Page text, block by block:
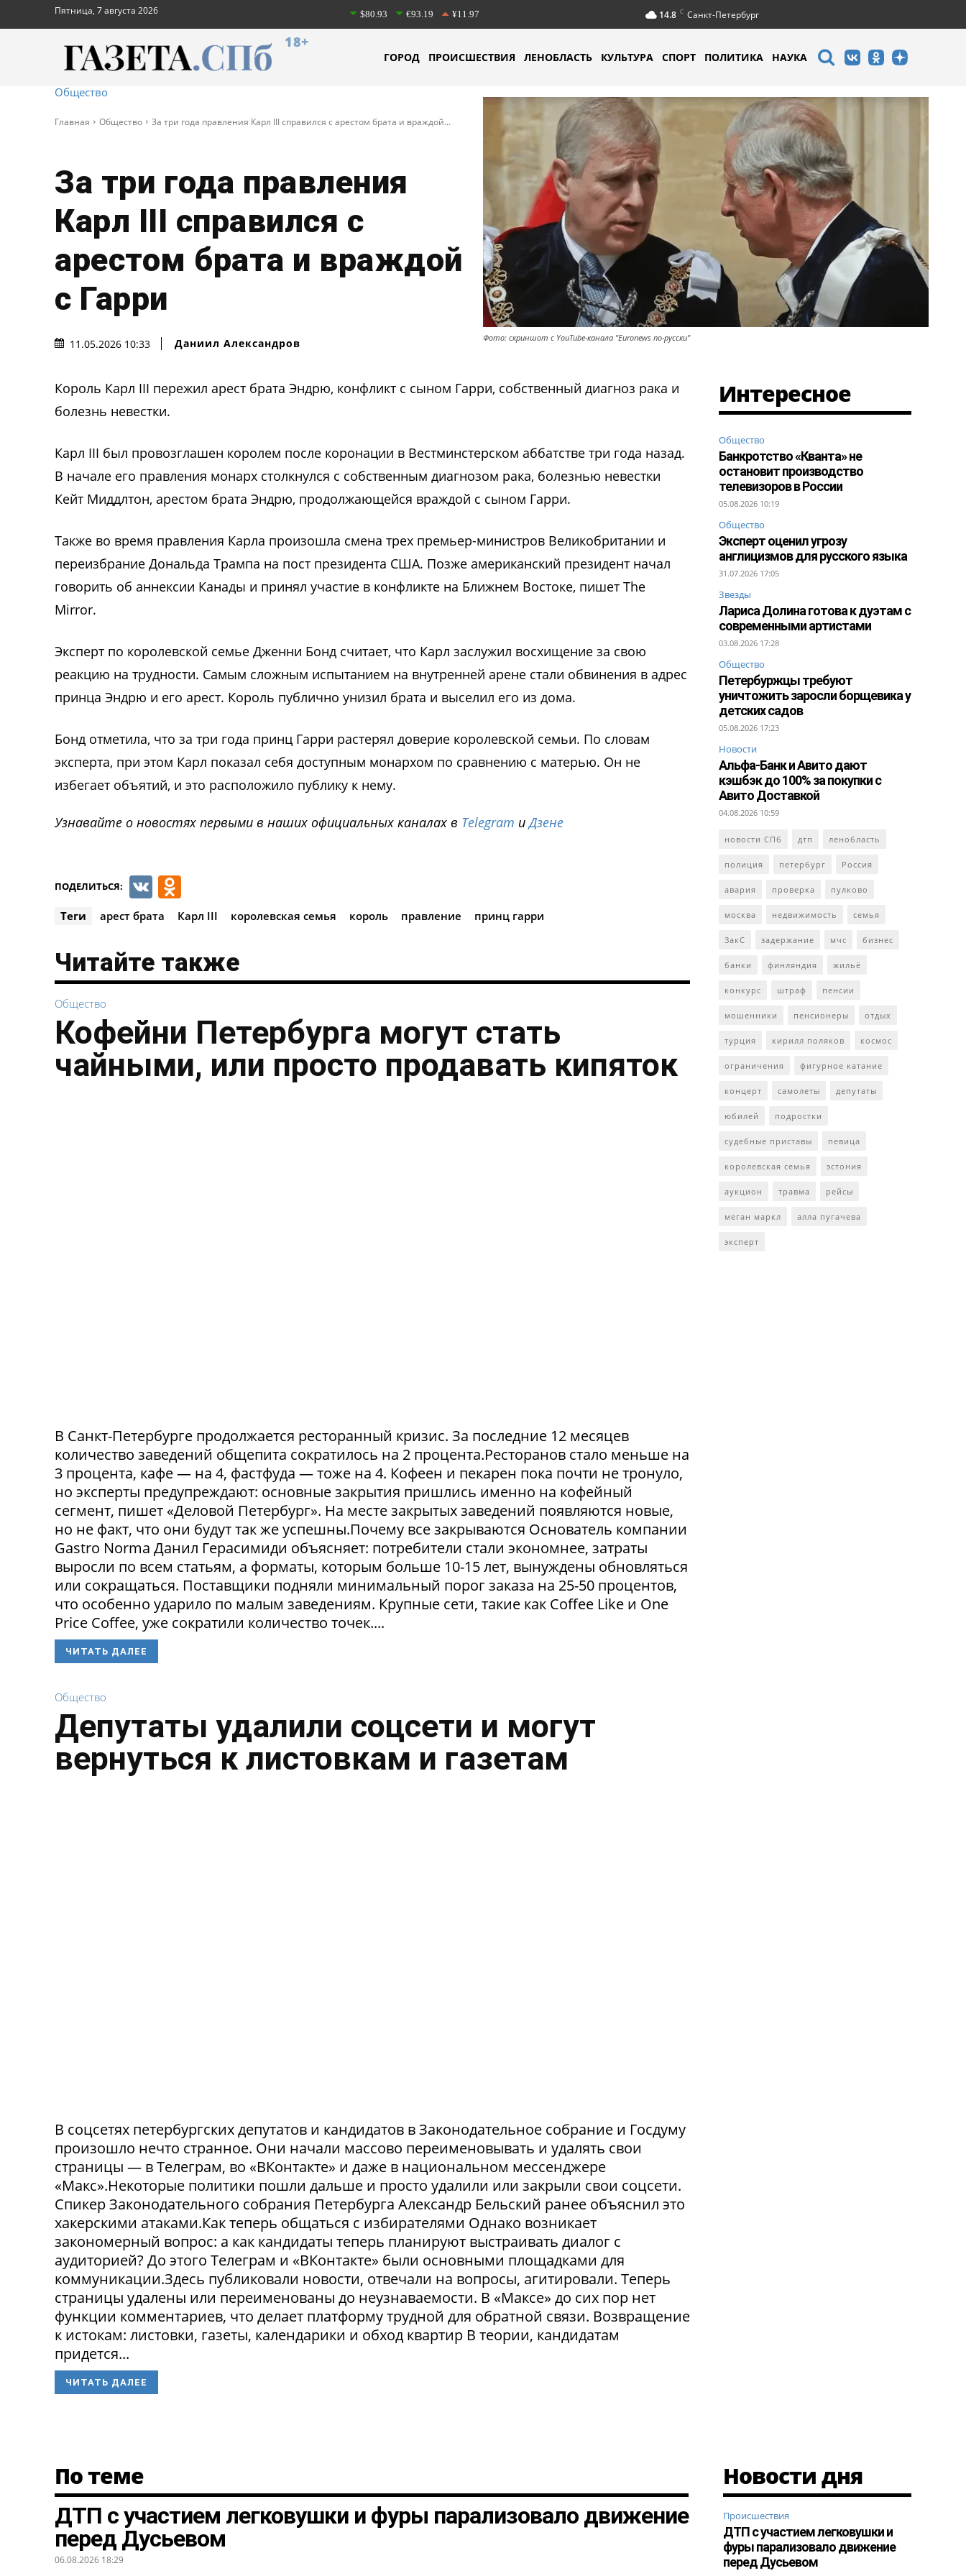
Пятница, 7 августа 2026 $80.93 €93.19 ¥11.97 14.8 C Санкт-Петербург
18+
ГОРОД ПРОИСШЕСТВИЯ ЛЕНОБЛАСТЬ КУЛЬТУРА СПОРТ ПОЛИТИКА НАУКА
Общество
Главная Общество За три года правления Карл III справился с арестом брата и враждой...
За три года правления
Карл III справился с
арестом брата и враждой
с Гарри
11.05.2026 10:33 Даниил Александров Фото: скриншот с YouTube-канала "Euronews по-русски"
Король Карл III пережил арест брата Эндрю, конфликт с сыном Гарри, собственный диагноз рака и
болезнь невестки.
Карл III был провозглашен королем после коронации в Вестминстерском аббатстве три года назад.
В начале его правления монарх столкнулся с собственным диагнозом рака, болезнью невестки
Кейт Миддлтон, арестом брата Эндрю, продолжающейся враждой с сыном Гарри.
Также во время правления Карла произошла смена трех премьер-министров Великобритании и
переизбрание Дональда Трампа на пост президента США. Позже американский президент начал
говорить об аннексии Канады и принял участие в конфликте на Ближнем Востоке, пишет The
Mirror.
Эксперт по королевской семье Дженни Бонд считает, что Карл заслужил восхищение за свою
реакцию на трудности. Самым сложным испытанием на внутренней арене стали обвинения в адрес
принца Эндрю и его арест. Король публично унизил брата и выселил его из дома.
Бонд отметила, что за три года принц Гарри растерял доверие королевской семьи. По словам
эксперта, при этом Карл показал себя доступным монархом по сравнению с матерью. Он не
избегает объятий, и это расположило публику к нему.
Узнавайте о новостях первыми в наших официальных каналах в Telegram иДзене
ПОДЕЛИТЬСЯ: VK
Теги арест брата Карл III королевская семья король правление принц гарри
Читайте также
Общество
Кофейни Петербурга могут стать
чайными, или просто продавать кипяток
В Санкт-Петербурге продолжается ресторанный кризис. За последние 12 месяцев
количество заведений общепита сократилось на 2 процента.Ресторанов стало меньше на
3 процента, кафе — на 4, фастфуда — тоже на 4. Кофеен и пекарен пока почти не тронуло,
но эксперты предупреждают: основные закрытия пришлись именно на кофейный
сегмент, пишет «Деловой Петербург». На месте закрытых заведений появляются новые,
но не факт, что они будут так же успешны.Почему все закрываются Основатель компании
Gastro Norma Данил Герасимиди объясняет: потребители стали экономнее, затраты
выросли по всем статьям, а форматы, которым больше 10-15 лет, вынуждены обновляться
или сокращаться. Поставщики подняли минимальный порог заказа на 25-50 процентов,
что особенно ударило по малым заведениям. Крупные сети, такие как Coffee Like и One
Price Coffee, уже сократили количество точек....
ЧИТАТЬ ДАЛЕЕ
Общество
Депутаты удалили соцсети и могут
вернуться к листовкам и газетам
В соцсетях петербургских депутатов и кандидатов в Законодательное собрание и Госдуму
произошло нечто странное. Они начали массово переименовывать и удалять свои
страницы — в Телеграм, во «ВКонтакте» и даже в национальном мессенджере
«Макс».Некоторые политики пошли дальше и просто удалили или закрыли свои соцсети.
Спикер Законодательного собрания Петербурга Александр Бельский ранее объяснил это
хакерскими атаками.Как теперь общаться с избирателями Однако возникает
закономерный вопрос: а как кандидаты теперь планируют выстраивать диалог с
аудиторией? До этого Телеграм и «ВКонтакте» были основными площадками для
коммуникации.Здесь публиковали новости, отвечали на вопросы, агитировали. Теперь
страницы удалены или переименованы до неузнаваемости. В «Максе» до сих пор нет
функции комментариев, что делает платформу трудной для обратной связи. Возвращение
к истокам: листовки, газеты, календарики и обход квартир В теории, кандидатам
придется...
ЧИТАТЬ ДАЛЕЕ
Интересное
Общество
Банкротство «Кванта» не
остановит производство
телевизоров в России
05.08.2026 10:19
Общество
Эксперт оценил угрозу
англицизмов для русского языка
31.07.2026 17:05
Звезды
Лариса Долина готова к дуэтам с
современными артистами
03.08.2026 17:28
Общество
Петербуржцы требуют
уничтожить заросли борщевика у
детских садов
05.08.2026 17:23
Новости
Альфа-Банк и Авито дают
кэшбэк до 100% за покупки с
Авито Доставкой
04.08.2026 10:59
новости СПб дтп ленобласть
полиция петербург Россия
авария проверка пулково
москва недвижимость семья
ЗакС задержание мчс бизнес
банки финляндия жильё
конкурс штраф пенсии
мошенники пенсионеры отдых
турция кирилл поляков космос
ограничения фигурное катание
концерт самолеты депутаты
юбилей подростки
судебные приставы певица
королевская семья эстония
аукцион травма рейсы
меган маркл алла пугачева
эксперт
Новости дня
Происшествия
ДТП с участием легковушки и
фуры парализовало движение
перед Дусьевом
По теме
ДТП с участием легковушки и фуры парализовало движение
перед Дусьевом
06.08.2026 18:29